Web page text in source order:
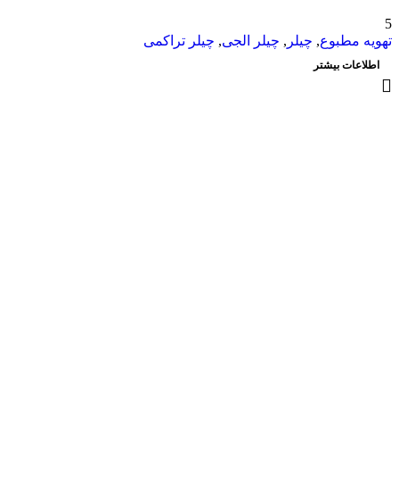
5
تهویه مطبوع, چیلر , چیلر الجی, چیلر تراکمی
اطلاعات بیشتر